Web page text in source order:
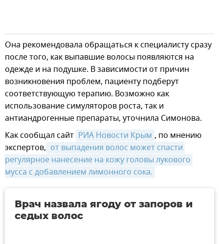
Она рекомендовала обращаться к специалисту сразу
после того, как выпавшие волосы появляются на
одежде и на подушке. В зависимости от причин
возникновения проблем, пациенту подберут
соответствующую терапию. Возможно как
использование симуляторов роста, так и
антиандрогенные препараты, уточнила Симонова.
Как сообщал сайт РИА Новости Крым , по мнению
экспертов, от выпадения волос может спасти
регулярное нанесение на кожу головы лукового
мусса с добавлением лимонного сока.
Врач назвала ягоду от запоров и
седых волос